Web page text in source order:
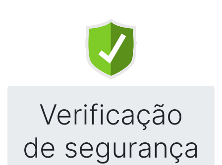
Verificação
de segurança